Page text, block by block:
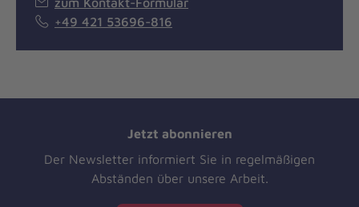
+49 421 53696-816
Jetzt abonnieren
Der Newsletter informiert Sie in regelmäßigen
Abständen über unsere Arbeit.